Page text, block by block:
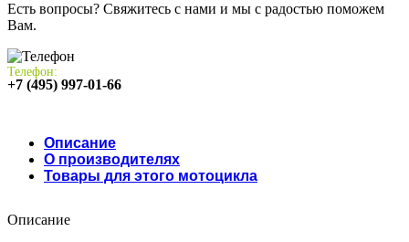
Есть вопросы? Свяжитесь с нами и мы с радостью поможем
Вам.
Телефон:
+7 (495) 997-01-66
Описание
О производителях
Товары для этого мотоцикла
Описание